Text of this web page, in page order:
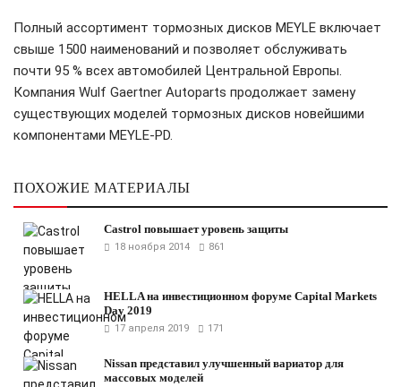
Полный ассортимент тормозных дисков MEYLE включает
свыше 1500 наименований и позволяет обслуживать
почти 95 % всех автомобилей Центральной Европы.
Компания Wulf Gaertner Autoparts продолжает замену
существующих моделей тормозных дисков новейшими
компонентами MEYLE‑PD.
ПОХОЖИЕ МАТЕРИАЛЫ
Castrol повышает уровень защиты
18 ноября 2014 861
HELLA на инвестиционном форуме Capital Markets
Day 2019
17 апреля 2019 171
Nissan представил улучшенный вариатор для
массовых моделей